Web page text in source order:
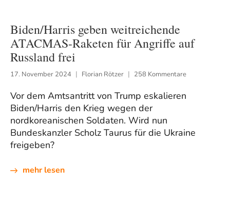
Biden/Harris geben weitreichende
ATACMAS-Raketen für Angriffe auf
Russland frei
17. November 2024 Florian Rötzer 258 Kommentare
Vor dem Amtsantritt von Trump eskalieren
Biden/Harris den Krieg wegen der
nordkoreanischen Soldaten. Wird nun
Bundeskanzler Scholz Taurus für die Ukraine
freigeben?
mehr lesen